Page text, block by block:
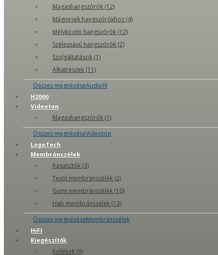
Magashangszórók (12)
Mágnesek hangszórókhoz (4)
Mélyközép hangszórók (12)
Szélessávú hangszórók (2)
Szolgáltatások (1)
Alkatrészek (11)
Összes megnézéseAudiofil
H2000
Videoton
Magashangszórók (1)
Összes megnézéseVideoton
LogoTech
Membránszélek
Ragasztók (3)
Textil membránszélek (2)
Gumi membránszélek (10)
Hab membránszélek (13)
Összes megnézéseMembránszélek
HiFI
Kiegészítők
Kellékek (9)